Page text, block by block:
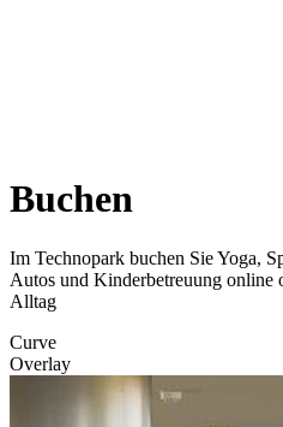
Buchen
Im Technopark buchen Sie Yoga,
Autos und Kinderbetreuung
Alltag
Curve
Overlay